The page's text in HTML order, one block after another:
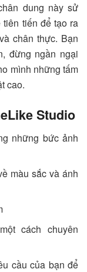
dung này sử
tiến để tạo ra
chân thực. Bạn
đừng ngần ngại
mình những tấm
cao.
Studio
những bức ảnh
màu sắc và ánh
cách chuyên
cầu của bạn để